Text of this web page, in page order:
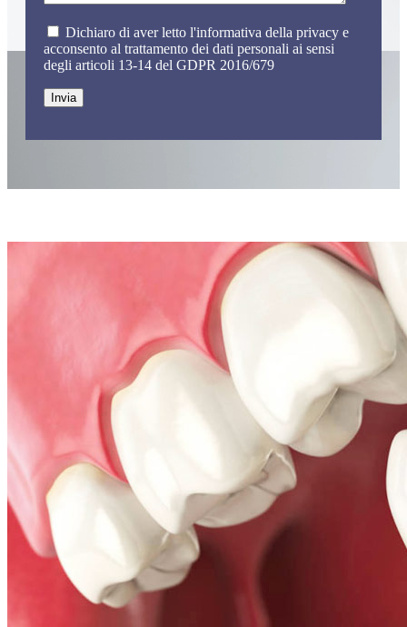
Dichiaro di aver letto l'informativa della privacy e
acconsento al trattamento dei dati personali ai sensi
degli articoli 13-14 del GDPR 2016/679